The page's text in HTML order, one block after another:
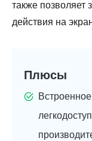
также позволяет
действия на
Плюсы